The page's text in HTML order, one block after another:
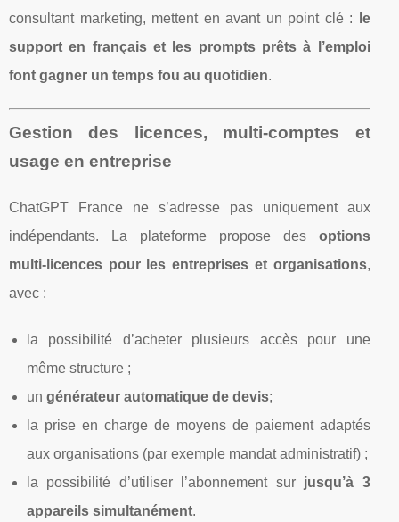
consultant marketing, mettent en avant un point clé :
le
support en français et les prompts prêts à l’emploi
font gagner un temps fou au quotidien.
Gestion des licences, multi‑comptes et
usage en entreprise
ChatGPT France ne s’adresse pas uniquement aux
indépendants. La plateforme propose des options
multi‑licences pour les entreprises et organisations,
avec :
la possibilité d’acheter plusieurs accès pour une
même structure ;
un générateur automatique de devis;
la prise en charge de moyens de paiement adaptés
aux organisations (par exemple mandat administratif) ;
la possibilité d’utiliser l’abonnement sur jusqu’à 3
appareils simultanément.